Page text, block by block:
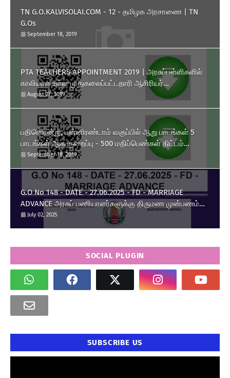
TN G.O.KALVISOLAI.COM - 12 - தமிழக அரசாணை | TN
G.Os
September 18, 2019
PTA TEACHERS APPOINTMENT 2019 | அரசுப்பள்ளிகளில்
காலியாக உள்ள முதுகலைப்பட்டதாரி ஆசிரியர்
பணியிடங்களை ரூபாய் 10,000 தொகுப்பூதியத்தில் நிரப்பிக்
கொள்ள பள்ளிக்கல்வித்துறை அனுமதி அளித்து அரசாணை
வெளியிட்டுள்ளது.
August 27, 2019
பதினொன்று, பன்னிரண்டாம் வகுப்பில் ஆறு பாடங்கள் 5
பாடங்கள் ஆக குறைப்பு - 500 மதிப்பெண்கள் திட்டம்
அறிமுகம் - தமிழக அரசு அரசாணை வெளியீடு.
September 18, 2019
G.O No 148 - DATE - 27.06.2025 - FD - MARRIAGE
ADVANCE அரசுப் பணியாளர்களுக்கு திருமண முன்பணம்
உயர்வு.
July 02, 2025
SOCIAL PLUGIN
SUBSCRIBE US